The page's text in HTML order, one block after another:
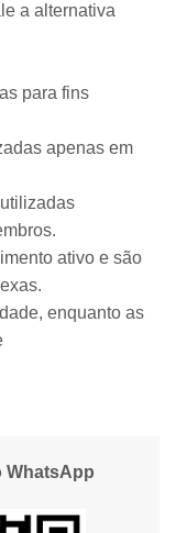
a alternativa
para fins
apenas em
ativo e são
enquanto as
WhatsApp